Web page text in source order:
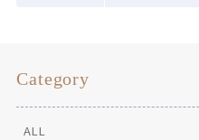
Category
ALL